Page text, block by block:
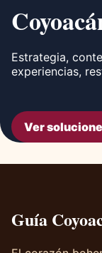
Estrategia,
experiencias,
Ver
Guía